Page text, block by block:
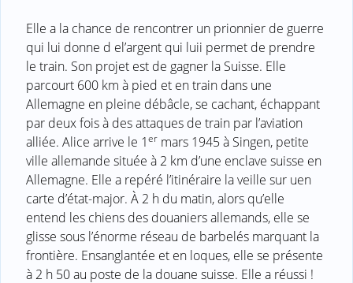
Elle a la chance de rencontrer un prionnier de guerre
qui lui donne d el’argent qui luii permet de prendre
le train. Son projet est de gagner la Suisse. Elle
parcourt 600 km à pied et en train dans une
Allemagne en pleine débâcle, se cachant, échappant
par deux fois à des attaques de train par l’aviation
alliée. Alice arrive le 1er mars 1945 à Singen, petite
ville allemande située à 2 km d’une enclave suisse en
Allemagne. Elle a repéré l’itinéraire la veille sur uen
carte d’état-major. À 2 h du matin, alors qu’elle
entend les chiens des douaniers allemands, elle se
glisse sous l’énorme réseau de barbelés marquant la
frontière. Ensanglantée et en loques, elle se présente
à 2 h 50 au poste de la douane suisse. Elle a réussi !